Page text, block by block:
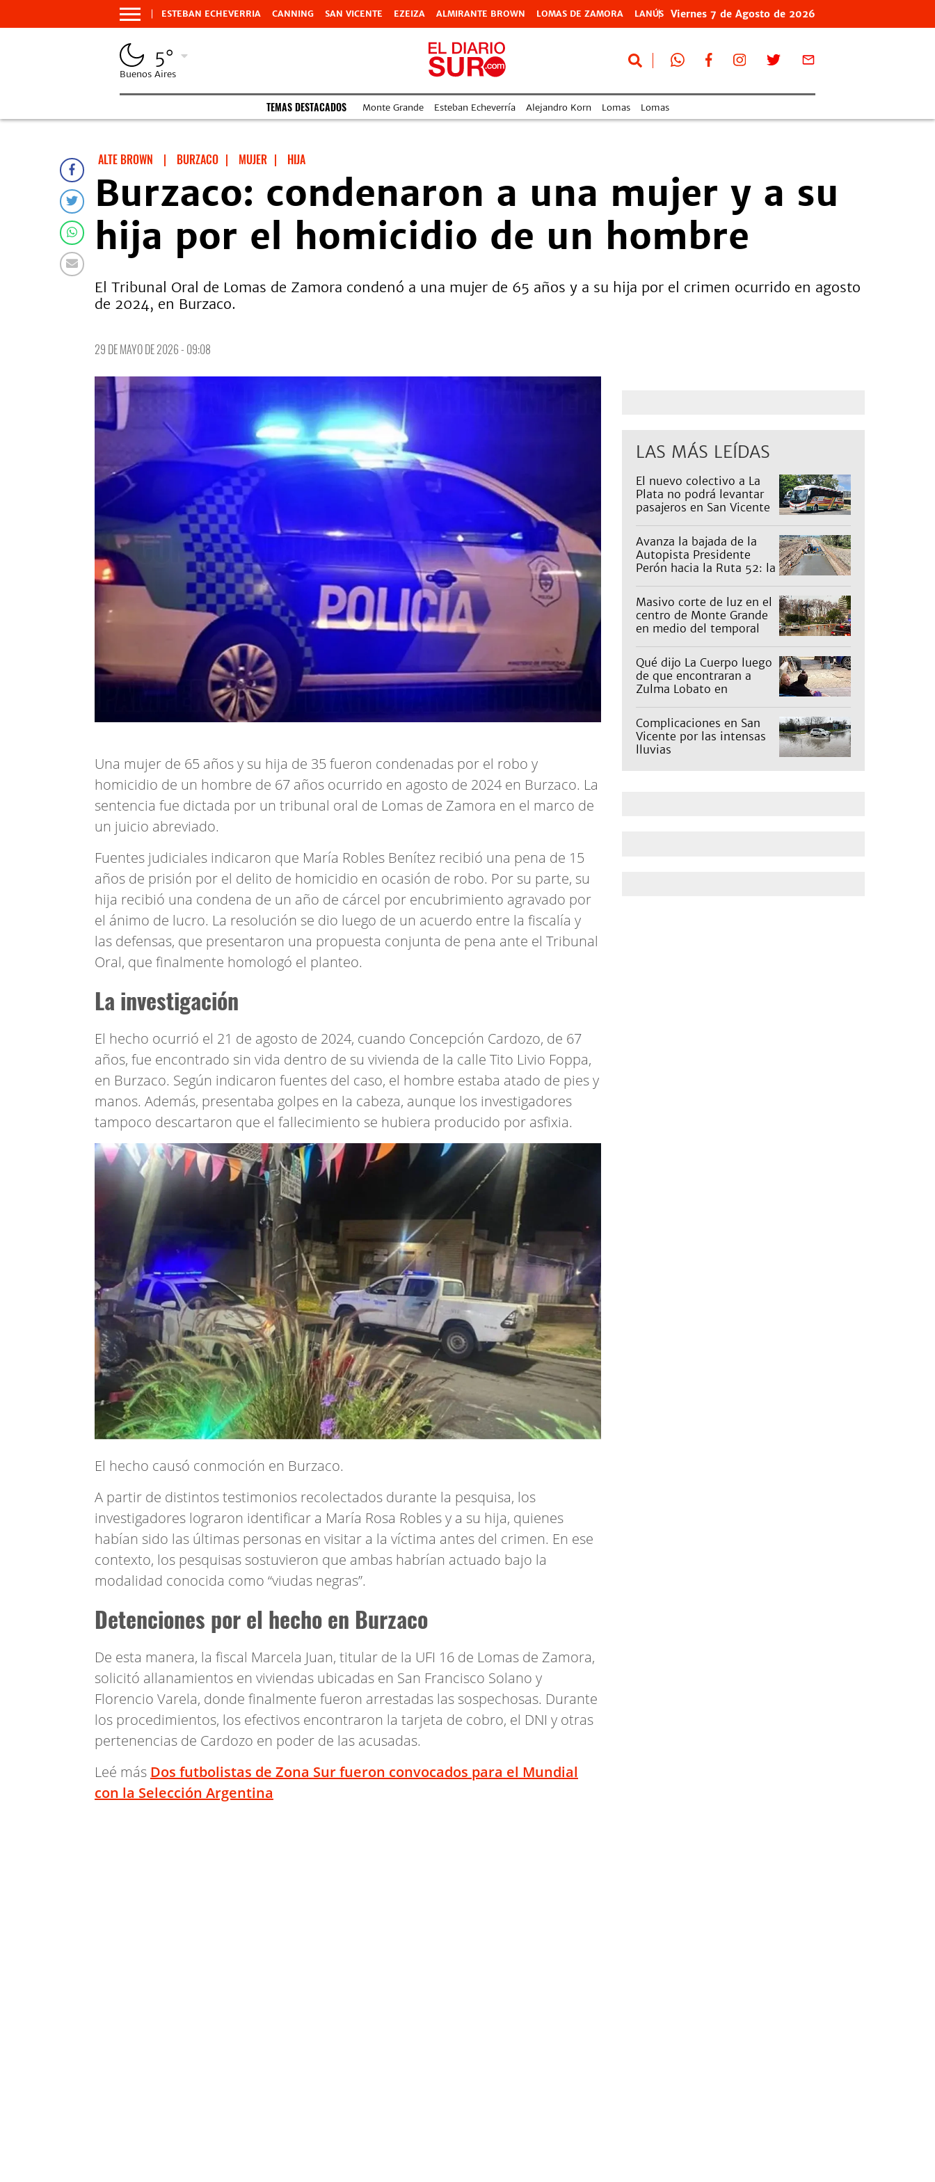
ESTEBAN ECHEVERRIA CANNING SAN VICENTE EZEIZA ALMIRANTE BROWN LOMAS DE ZAMORA LANÚS Viernes 7 de Agosto de 2026
5°
Buenos Aires
TEMAS DESTACADOS Monte Grande Esteban Echeverría Alejandro Korn Lomas Lomas
ALTE BROWN | BURZACO | MUJER | HIJA
Burzaco: condenaron a una mujer y a su
hija por el homicidio de un hombre
El Tribunal Oral de Lomas de Zamora condenó a una mujer de 65 años y a su hija por el crimen ocurrido en agosto
de 2024, en Burzaco.
29 DE MAYO DE 2026 - 09:08
Una mujer de 65 años y su hija de 35 fueron condenadas por el robo y
homicidio de un hombre de 67 años ocurrido en agosto de 2024 en Burzaco. La
sentencia fue dictada por un tribunal oral de Lomas de Zamora en el marco de
un juicio abreviado.
Fuentes judiciales indicaron que María Robles Benítez recibió una pena de 15
años de prisión por el delito de homicidio en ocasión de robo. Por su parte, su
hija recibió una condena de un año de cárcel por encubrimiento agravado por
el ánimo de lucro. La resolución se dio luego de un acuerdo entre la fiscalía y
las defensas, que presentaron una propuesta conjunta de pena ante el Tribunal
Oral, que finalmente homologó el planteo.
La investigación
El hecho ocurrió el 21 de agosto de 2024, cuando Concepción Cardozo, de 67
años, fue encontrado sin vida dentro de su vivienda de la calle Tito Livio Foppa,
en Burzaco. Según indicaron fuentes del caso, el hombre estaba atado de pies y
manos. Además, presentaba golpes en la cabeza, aunque los investigadores
tampoco descartaron que el fallecimiento se hubiera producido por asfixia.
El hecho causó conmoción en Burzaco.
A partir de distintos testimonios recolectados durante la pesquisa, los
investigadores lograron identificar a María Rosa Robles y a su hija, quienes
habían sido las últimas personas en visitar a la víctima antes del crimen. En ese
contexto, los pesquisas sostuvieron que ambas habrían actuado bajo la
modalidad conocida como “viudas negras”.
Detenciones por el hecho en Burzaco
De esta manera, la fiscal Marcela Juan, titular de la UFI 16 de Lomas de Zamora,
solicitó allanamientos en viviendas ubicadas en San Francisco Solano y
Florencio Varela, donde finalmente fueron arrestadas las sospechosas. Durante
los procedimientos, los efectivos encontraron la tarjeta de cobro, el DNI y otras
pertenencias de Cardozo en poder de las acusadas.
Leé más Dos futbolistas de Zona Sur fueron convocados para el Mundial
con la Selección Argentina
LAS MÁS LEÍDAS
El nuevo colectivo a La
Plata no podrá levantar
pasajeros en San Vicente
Avanza la bajada de la
Autopista Presidente
Perón hacia la Ruta 52: la
Masivo corte de luz en el
centro de Monte Grande
en medio del temporal
Qué dijo La Cuerpo luego
de que encontraran a
Zulma Lobato en
Complicaciones en San
Vicente por las intensas
lluvias